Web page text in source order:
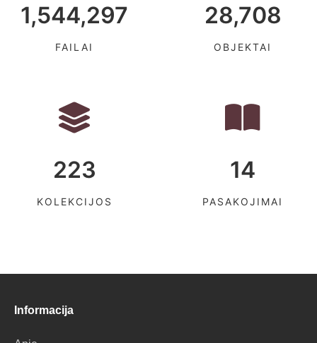
1,544,297
FAILAI
28,708
OBJEKTAI
223
KOLEKCIJOS
14
PASAKOJIMAI
Informacija